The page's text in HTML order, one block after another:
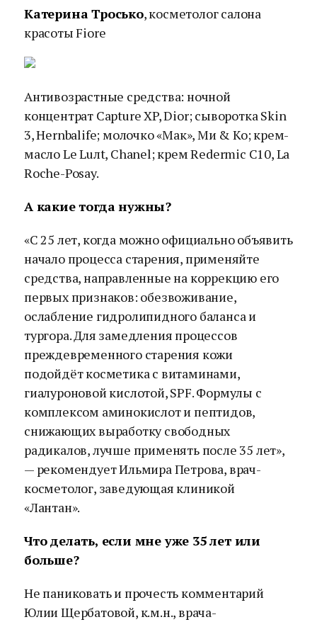
Катерина Тросько, косметолог салона
красоты Fiore
Антивозрастные средства: ночной
концентрат Capture XP, Dior; сыворотка Skin
3, Hernbalife; молочко «Мак», Ми & Ко; крем-
масло Le Luлt, Chanel; крем Redermic C10, La
Roche-Posay.
А какие тогда нужны?
«C 25 лет, когда можно официально объявить
начало процесса старения, применяйте
средства, направленные на коррекцию его
первых признаков: обезвоживание,
ослабление гидролипидного баланса и
тургора. Для замедления процессов
преждевременного старения кожи
подойдёт косметика с витаминами,
гиалуроновой кислотой, SPF. Формулы с
комплексом аминокислот и пептидов,
снижающих выработку свободных
радикалов, лучше применять после 35 лет»,
— рекомендует Ильмира Петрова, врач-
косметолог, заведующая клиникой
«Лантан».
Что делать, если мне уже 35 лет или
больше?
Не паниковать и прочесть комментарий
Юлии Щербатовой, к.м.н., врача-